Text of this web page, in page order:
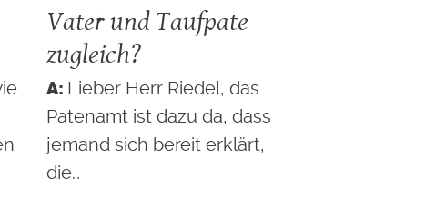
Vater und Taufpate
zugleich?
Lieber Herr Riedel, das
Patenamt ist dazu da, dass
jemand sich bereit erklärt,
die…